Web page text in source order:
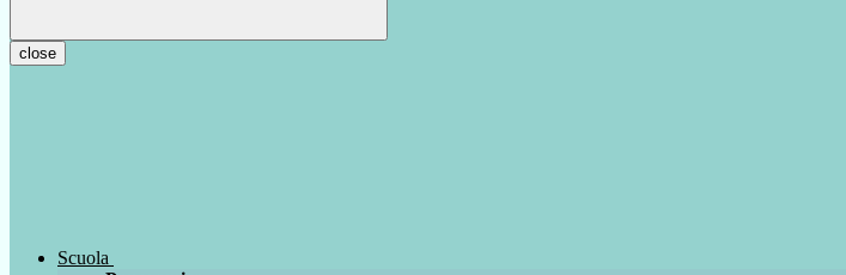
close
Scuola